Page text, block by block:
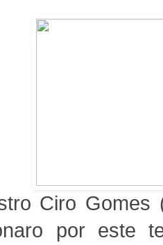
Ciro Gomes
por este